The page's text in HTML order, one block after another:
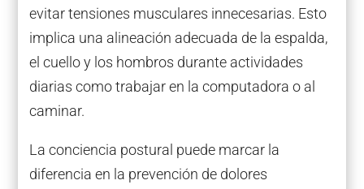
evitar tensiones musculares innecesarias. Esto
implica una alineación adecuada de la espalda,
el cuello y los hombros durante actividades
diarias como trabajar en la computadora o al
caminar.
La conciencia postural puede marcar la
diferencia en la prevención de dolores